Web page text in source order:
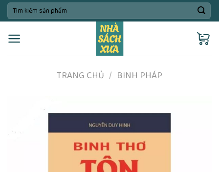
Skip
to
content
Tìm
kiếm:
TRANG CHỦ / BINH PHÁP